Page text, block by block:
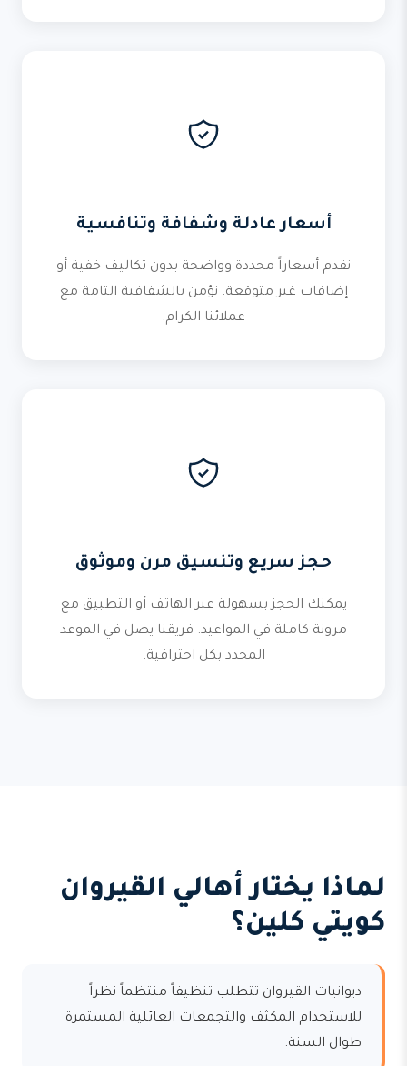
أسعار عادلة وشفافة وتنافسية
نقدم أسعاراً محددة وواضحة بدون تكاليف خفية أو
إضافات غير متوقعة. نؤمن بالشفافية التامة مع
عملائنا الكرام.
حجز سريع وتنسيق مرن وموثوق
يمكنك الحجز بسهولة عبر الهاتف أو التطبيق مع
مرونة كاملة في المواعيد. فريقنا يصل في الموعد
المحدد بكل احترافية.
لماذا يختار أهالي القيروان
كويتي كلين؟
ديوانيات القيروان تتطلب تنظيفاً منتظماً نظراً
للاستخدام المكثف والتجمعات العائلية المستمرة
طوال السنة.